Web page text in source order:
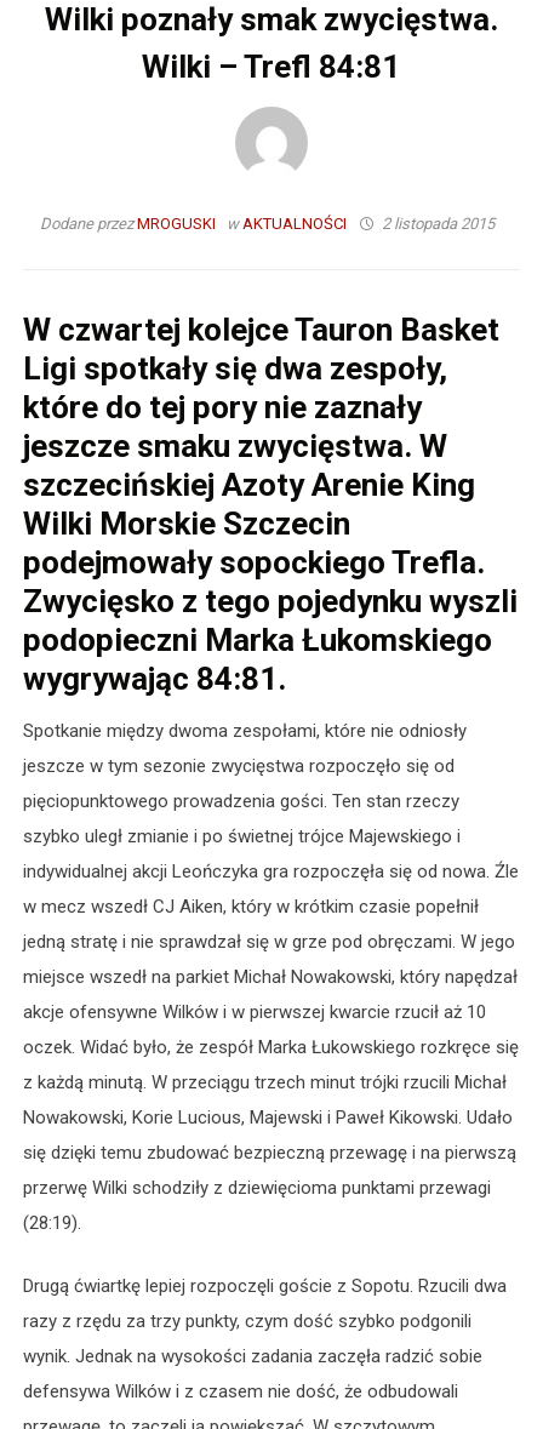
Wilki poznały smak zwycięstwa.
Wilki – Trefl 84:81
Dodane przezMROGUSKI wAKTUALNOŚCI 2 listopada 2015
W czwartej kolejce Tauron Basket
Ligi spotkały się dwa zespoły,
które do tej pory nie zaznały
jeszcze smaku zwycięstwa. W
szczecińskiej Azoty Arenie King
Wilki Morskie Szczecin
podejmowały sopockiego Trefla.
Zwycięsko z tego pojedynku wyszli
podopieczni Marka Łukomskiego
wygrywając 84:81.
Spotkanie między dwoma zespołami, które nie odniosły
jeszcze w tym sezonie zwycięstwa rozpoczęło się od
pięciopunktowego prowadzenia gości. Ten stan rzeczy
szybko uległ zmianie i po świetnej trójce Majewskiego i
indywidualnej akcji Leończyka gra rozpoczęła się od nowa. Źle
w mecz wszedł CJ Aiken, który w krótkim czasie popełnił
jedną stratę i nie sprawdzał się w grze pod obręczami. W jego
miejsce wszedł na parkiet Michał Nowakowski, który napędzał
akcje ofensywne Wilków i w pierwszej kwarcie rzucił aż 10
oczek. Widać było, że zespół Marka Łukowskiego rozkręce się
z każdą minutą. W przeciągu trzech minut trójki rzucili Michał
Nowakowski, Korie Lucious, Majewski i Paweł Kikowski. Udało
się dzięki temu zbudować bezpieczną przewagę i na pierwszą
przerwę Wilki schodziły z dziewięcioma punktami przewagi
(28:19).
Drugą ćwiartkę lepiej rozpoczęli goście z Sopotu. Rzucili dwa
razy z rzędu za trzy punkty, czym dość szybko podgonili
wynik. Jednak na wysokości zadania zaczęła radzić sobie
defensywa Wilków i z czasem nie dość, że odbudowali